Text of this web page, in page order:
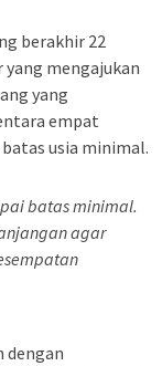
berakhir 22
mengajukan
yang
empat
usia minimal.
batas minimal.
agar
dengan